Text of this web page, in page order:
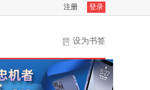
注册 登录
设为书签